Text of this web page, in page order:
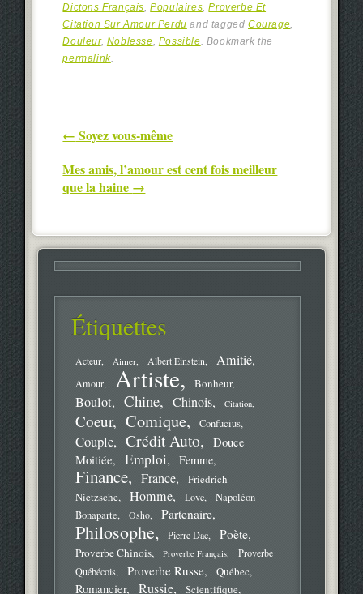
Dictons Français,Populaires,Proverbe Et
Citation Sur Amour Perdu and taggedCourage,
Douleur, Noblesse, Possible. Bookmark the
permalink.
Post navigation
← Soyez vous-même
Mes amis, l’amour est cent fois meilleur
que la haine →
Étiquettes
Acteur Aimer Albert Einstein Amitié
Amour Artiste Bonheur
Boulot Chine Chinois Citation
Coeur Comique Confucius
Couple Crédit Auto
Douce
Moitiée
Emploi Femme
Finance France
Friedrich
Nietzsche
Homme Love
Napoléon
Bonaparte
Osho Partenaire
Philosophe Pierre Dac Poète
Proverbe Chinois Proverbe Français
Proverbe
Québécois
Proverbe Russe Québec
Romancier Russie Scientifique